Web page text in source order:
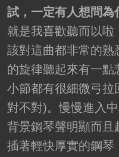
試，一定有人想問為
就是我喜歡聽而以啦
該對這曲都非常的
的旋律聽起來有一點
小節都有很細微弓拉
對不對)。慢慢進入
背景鋼琴聲明顯而且
插著輕快厚實的鋼琴